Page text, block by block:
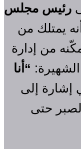
رئيس مجلس
يمتلك من
من إدارة
“أنا
إشارة إلى
حتى